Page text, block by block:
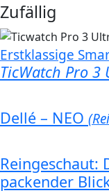
Zufällig
Erstklassige
TicWatch Pro 3
Dellé – NEO
Reingeschaut:
packender